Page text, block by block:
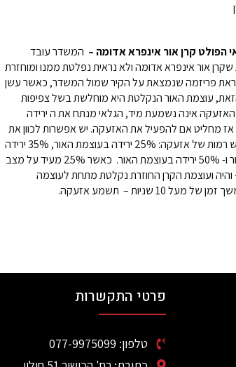
הפולט קרן אור אינפרא אדומה – המשדר עובד
אור אינפרא אדומה ולא נראית נפלטת ממנו ומוחזרת
פריזמה שנמצאת על הקיר שמול המשדר, כאשר עשן
עוצמת האור הנקלטת היא מוחלשת בשל צפיפות
אינה נשמעת מיד, הגלאי מנתח את ה ירידה
מחליט אם להפעיל את האזעקה. יש אפשרות לכוון את
הלגאי לשלוש רמות של אזעקה: 25% ירידה בעוצמת האור, 35% ירידה
בעוצמת האור ו- 50% ירידה בעוצמת האור. כאשר 25% מעיד על מצב
והיה ועוצמת הקרן החוזרת נקלטת מתחת לעוצמה
10 שניות – תשמע אזעקה.
פרטי התקשרות
טלפון: 077-9975099